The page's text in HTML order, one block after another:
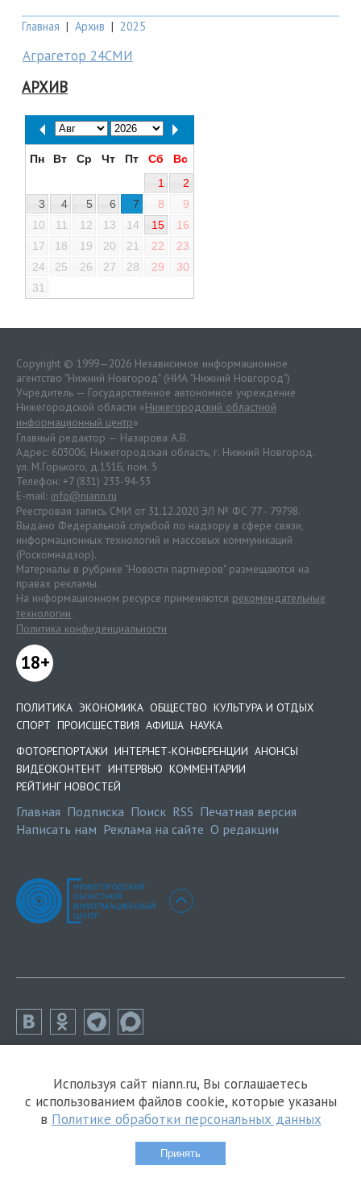
Главная | Архив | 2025
Аграгетор 24СМИ
АРХИВ
Пн Вт Ср Чт Пт Сб
Вс
1
2
3
4 5 6 7 8
9
10
11 12 13 14 15
16
17
18 19 20 21 22
23
24
25 26 27 28 29
30
31
Copyright © 1999—2026 Независимое информационное
агентство "Нижний Новгород" (НИА "Нижний Новгород")
Учредитель — Государственное автономное учреждение
Нижегородской области «Нижегородский областной
информационный центр»
Главный редактор — Назарова А.В.
Адрес: 603006, Нижегородская область, г. Нижний Новгород.
ул. М.Горького, д.151Б, пом. 5
Телефон: +7 (831) 233-94-53
E-mail: info@niann.ru
Реестровая запись СМИ от 31.12.2020 ЭЛ № ФС 77 - 79798.
Выдано Федеральной службой по надзору в сфере связи,
информационных технологий и массовых коммуникаций
(Роскомнадзор).
Материалы в рубрике "Новости партнеров" размещаются на
правах рекламы.
На информационном ресурсе применяются рекомендательные
технологии.
Политика конфиденциальности
18+
ПОЛИТИКА ЭКОНОМИКА ОБЩЕСТВО КУЛЬТУРА И ОТДЫХ
СПОРТ ПРОИСШЕСТВИЯ АФИША НАУКА
ФОТОРЕПОРТАЖИ ИНТЕРНЕТ-КОНФЕРЕНЦИИ АНОНСЫ
ВИДЕОКОНТЕНТ ИНТЕРВЬЮ КОММЕНТАРИИ
РЕЙТИНГ НОВОСТЕЙ
Главная Подписка Поиск RSS Печатная версия
Написать нам Реклама на сайте О редакции
Используя сайт niann.ru, Вы соглашаетесь
с использованием файлов cookie, которые указаны
в Политике обработки персональных данных
Принять